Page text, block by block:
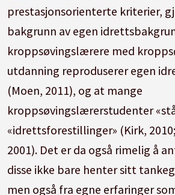
prestasjonsorienterte kriterier,
bakgrunn av egen
kroppsøvingslærere med
utdanning reproduserer egen
(Moen, 2011), og at mange
kroppsøvingslærerstudenter
«idrettsforestillinger» (Kirk,
2001). Det er da også rimelig å
disse ikke bare henter sitt
men også fra egne erfaringer